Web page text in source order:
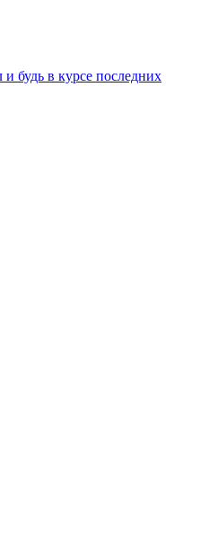
будь в курсе последних